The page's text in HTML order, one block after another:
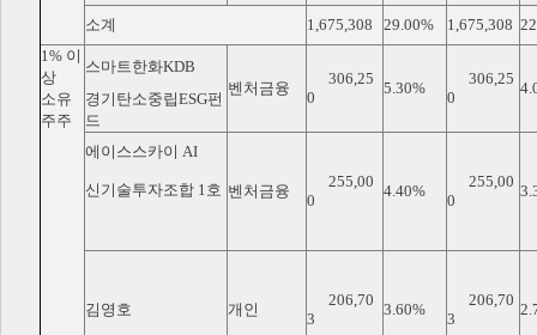
소계 1,675,308 29.00% 1,675,308
1% 이
상
스마트한화KDB
벤처금융
306,25
0
5.30%
306,25
0
소유
주주
경기탄소중립ESG펀
드
에이스스카이 AI
벤처금융
255,00
0
4.40%
255,00
0
신기술투자조합 1호
김영호 개인
206,70
3
3.60%
206,70
3